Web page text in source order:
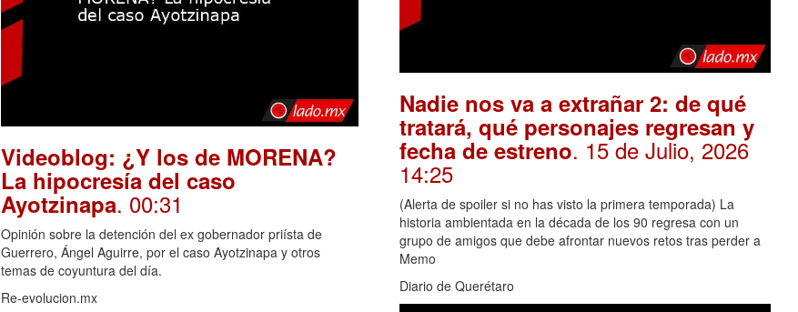
Videoblog: ¿Y los de MORENA?
La hipocresía del caso
Ayotzinapa. 00:31
Opinión sobre la detención del ex gobernador priísta de
Guerrero, Ángel Aguirre, por el caso Ayotzinapa y otros
temas de coyuntura del día.
Re-evolucion.mx
Nadie nos va a extrañar 2: de qué
tratará, qué personajes regresan y
fecha de estreno. 15 de Julio, 2026
14:25
(Alerta de spoiler si no has visto la primera temporada) La
historia ambientada en la década de los 90 regresa con un
grupo de amigos que debe afrontar nuevos retos tras perder a
Memo
Diario de Querétaro